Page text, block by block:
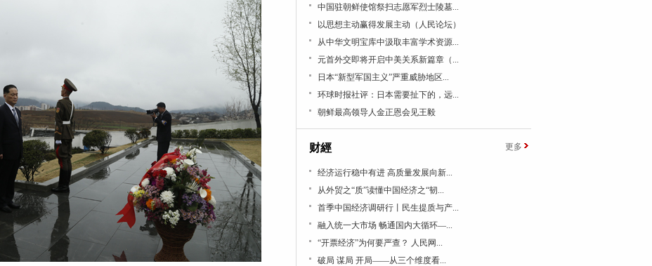
中国驻朝鲜使馆祭扫志愿军烈士陵墓...
以思想主动赢得发展主动（人民论坛）
从中华文明宝库中汲取丰富学术资源...
元首外交即将开启中美关系新篇章（...
日本“新型军国主义”严重威胁地区...
环球时报社评：日本需要扯下的，远...
朝鲜最高领导人金正恩会见王毅
财經 更多
经济运行稳中有进 高质量发展向新...
从外贸之“质”读懂中国经济之“韧...
首季中国经济调研行丨民生提质与产...
融入统一大市场 畅通国内大循环—...
“开票经济”为何要严查？ 人民网...
破局 谋局 开局——从三个维度看...